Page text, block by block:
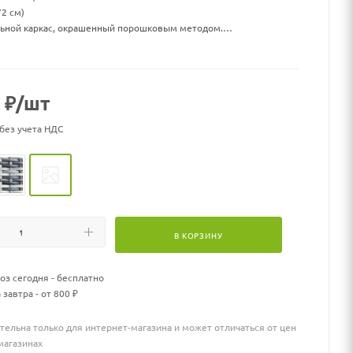
см)
каркас, окрашенный порошковым методом.
стекло 6 мм.
₽/шт
учета НДС
В КОРЗИНУ
сегодня - бесплатно
завтра - от 800 ₽
только для интернет-магазина и может отличаться от цен